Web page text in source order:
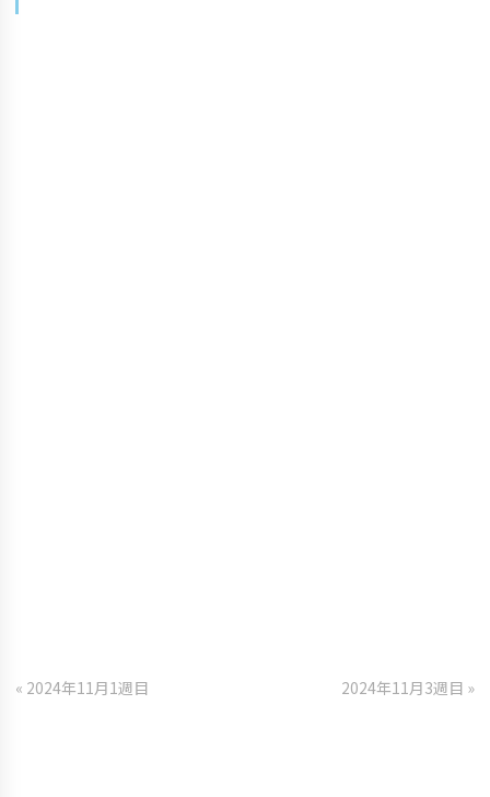
« 2024年11月1週目 2024年11月3週目 »